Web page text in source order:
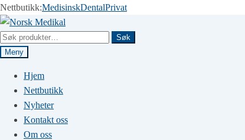
Nettbutikk:MedisinskDentalPrivat
Hopp
til
navigasjon
Hopp
til
innhold
Søk
etter:
Søk
Meny
Hjem
Nettbutikk
Nyheter
Kontakt oss
Om oss